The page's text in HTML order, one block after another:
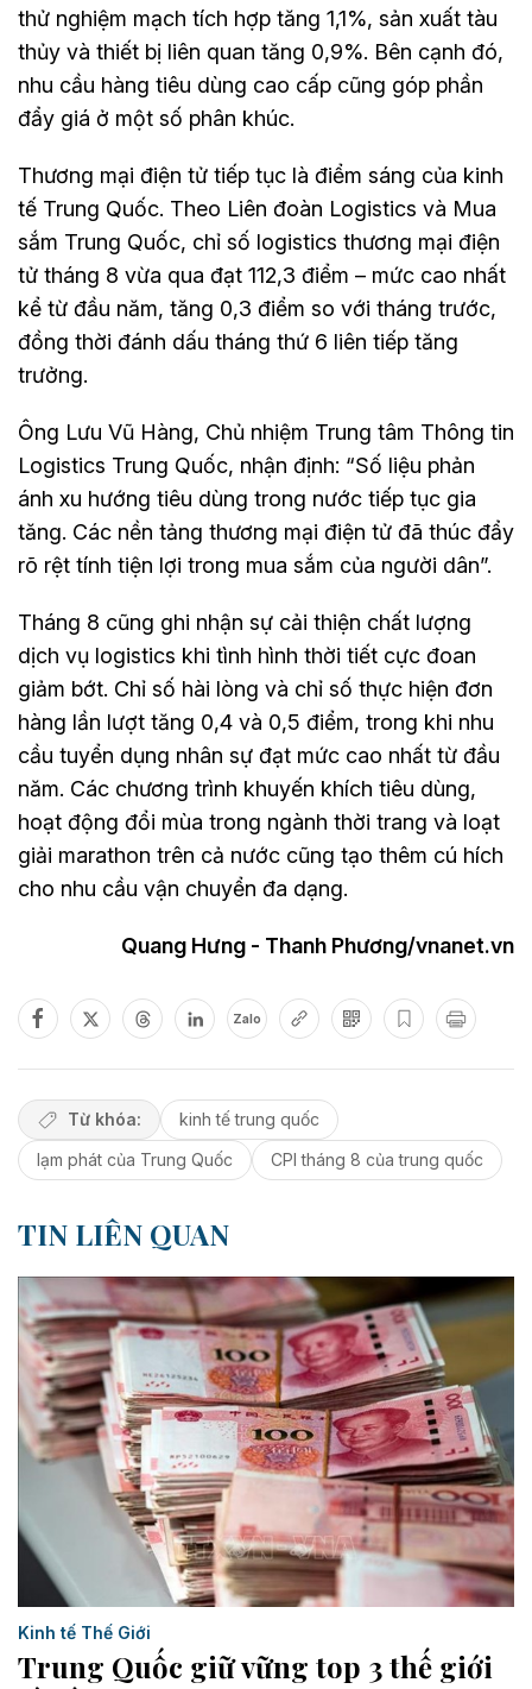
thử nghiệm mạch tích hợp tăng 1,1%, sản xuất tàu
thủy và thiết bị liên quan tăng 0,9%. Bên cạnh đó,
nhu cầu hàng tiêu dùng cao cấp cũng góp phần
đẩy giá ở một số phân khúc.
Thương mại điện tử tiếp tục là điểm sáng của kinh
tế Trung Quốc. Theo Liên đoàn Logistics và Mua
sắm Trung Quốc, chỉ số logistics thương mại điện
tử tháng 8 vừa qua đạt 112,3 điểm – mức cao nhất
kể từ đầu năm, tăng 0,3 điểm so với tháng trước,
đồng thời đánh dấu tháng thứ 6 liên tiếp tăng
trưởng.
Ông Lưu Vũ Hàng, Chủ nhiệm Trung tâm Thông tin
Logistics Trung Quốc, nhận định: “Số liệu phản
ánh xu hướng tiêu dùng trong nước tiếp tục gia
tăng. Các nền tảng thương mại điện tử đã thúc đẩy
rõ rệt tính tiện lợi trong mua sắm của người dân”.
Tháng 8 cũng ghi nhận sự cải thiện chất lượng
dịch vụ logistics khi tình hình thời tiết cực đoan
giảm bớt. Chỉ số hài lòng và chỉ số thực hiện đơn
hàng lần lượt tăng 0,4 và 0,5 điểm, trong khi nhu
cầu tuyển dụng nhân sự đạt mức cao nhất từ đầu
năm. Các chương trình khuyến khích tiêu dùng,
hoạt động đổi mùa trong ngành thời trang và loạt
giải marathon trên cả nước cũng tạo thêm cú hích
cho nhu cầu vận chuyển đa dạng.
Quang Hưng - Thanh Phương/vnanet.vn
Zalo
Từ khóa:
kinh tế trung quốc
lạm phát của Trung Quốc
CPI tháng 8 của trung quốc
TIN LIÊN QUAN
Kinh tế Thế Giới
Trung Quốc giữ vững top 3 thế giới